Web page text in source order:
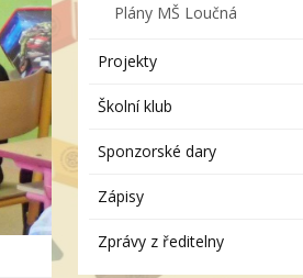
Plány MŠ Loučná
Projekty
Školní klub
Sponzorské dary
Zápisy
Zprávy z ředitelny